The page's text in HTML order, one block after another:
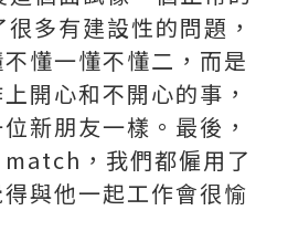
多有建設性的問題，
懂一懂不懂二，而是
開心和不開心的事，
新朋友一樣。最後，
，我們都僱用了
與他一起工作會很愉